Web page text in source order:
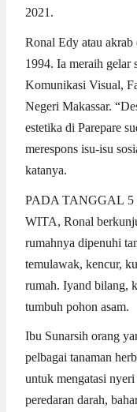
2021.
Ronal Edy atau akrab
1994. Ia meraih gelar
Komunikasi Visual,
Negeri Makassar.
estetika di Parepare
merespons isu-isu
katanya.
PADA TANGGAL 5
WITA, Ronal
rumahnya dipenuhi
temulawak, kencur,
rumah. Iyand bilang,
tumbuh pohon asam.
Ibu Sunarsih orang
pelbagai tanaman
untuk mengatasi
peredaran darah,